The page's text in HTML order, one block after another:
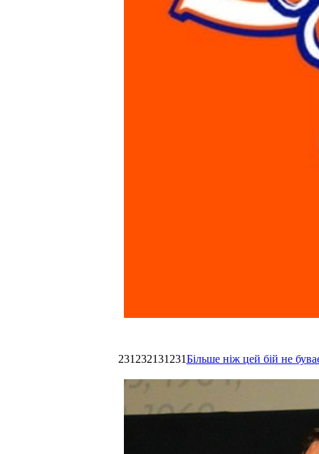
231232131231Більше ніж цей бій не